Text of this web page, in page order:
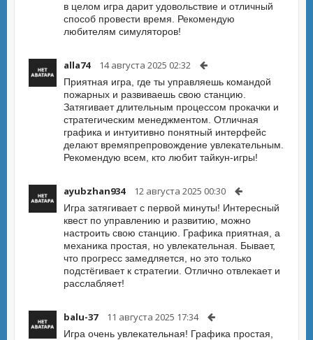
в целом игра дарит удовольствие и отличный
способ провести время. Рекомендую
любителям симуляторов!
alla74 14 августа 2025 02:32
Приятная игра, где ты управляешь командой
пожарных и развиваешь свою станцию.
Затягивает длительным процессом прокачки и
стратегическим менеджментом. Отличная
графика и интуитивно понятный интерфейс
делают времяпрепровождение увлекательным.
Рекомендую всем, кто любит тайкун-игры!
ayubzhan934 12 августа 2025 00:30
Игра затягивает с первой минуты! Интересный
квест по управлению и развитию, можно
настроить свою станцию. Графика приятная, а
механика простая, но увлекательная. Бывает,
что прогресс замедляется, но это только
подстёгивает к стратегии. Отлично отвлекает и
расслабляет!
balu-37 11 августа 2025 17:34
Игра очень увлекательная! Графика простая,